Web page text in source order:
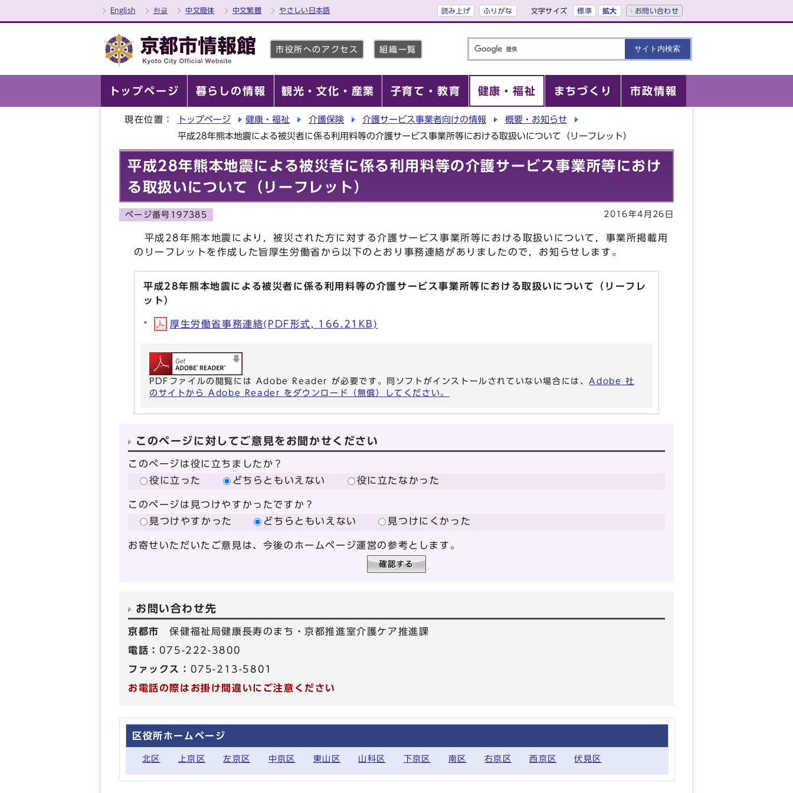
English 한글 中文簡体 中文繁體 やさしい日本語 読み上げ ふりがな 文字サイズ 標準 拡大 お問い合わせ
市役所へのアクセス 組織一覧
トップページ 暮らしの情報 観光・文化・産業 子育て・教育 健康・福祉 まちづくり 市政情報
現在位置： トップページ 健康・福祉 介護保険 介護サービス事業者向けの情報
概要・お知らせ
平成28年熊本地震による被災者に係る利用料等の介護サービス事業所等における取扱いについて（リーフレット）
平成28年熊本地震による被災者に係る利用料等の介護サービス事業所等におけ
る取扱いについて（リーフレット）
ページ番号197385 2016年4月26日
平成28年熊本地震により，被災された方に対する介護サービス事業所等における取扱いについて，事業所掲載用
のリーフレットを作成した旨厚生労働省から以下のとおり事務連絡がありましたので，お知らせします。
平成28年熊本地震による被災者に係る利用料等の介護サービス事業所等における取扱いについて（リーフレ
ット）
厚生労働省事務連絡(PDF形式, 166.21KB)
PDFファイルの閲覧には Adobe Reader が必要です。同ソフトがインストールされていない場合には、Adobe 社
のサイトから Adobe Reader をダウンロード（無償）してください。
このページに対してご意見をお聞かせください
このページは役に立ちましたか？
役に立った
どちらともいえない 役に立たなかった
このページは見つけやすかったですか？
見つけやすかった
どちらともいえない 見つけにくかった
お寄せいただいたご意見は、今後のホームページ運営の参考とします。
お問い合わせ先
京都市保健福祉局健康長寿のまち・京都推進室介護ケア推進課
電話： 075-222-3800
ファックス： 075-213-5801
お電話の際はお掛け間違いにご注意ください
区役所ホームページ
北区 上京区 左京区 中京区 東山区 山科区 下京区 南区 右京区 西京区 伏見区